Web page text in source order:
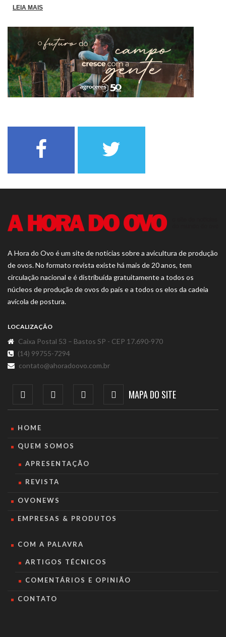
LEIA MAIS
A Hora do Ovo é um site de notícias sobre a avicultura de produção
de ovos. No formato revista existe há mais de 20 anos, tem
circulação nacional e é distribuída gratuitamente a todos os
núcleos de produção de ovos do país e a todos os elos da cadeia
avícola de postura.
LOCALIZAÇÃO
Caixa Postal 53 – Bastos SP - CEP 17.690-970
(14) 99755-7294
contato@ahoradoovo.com.br
MAPA DO SITE
HOME
QUEM SOMOS
APRESENTAÇÃO
REVISTA
OVONEWS
EMPRESAS & PRODUTOS
COM A PALAVRA
ARTIGOS TÉCNICOS
COMENTÁRIOS E OPINIÃO
CONTATO